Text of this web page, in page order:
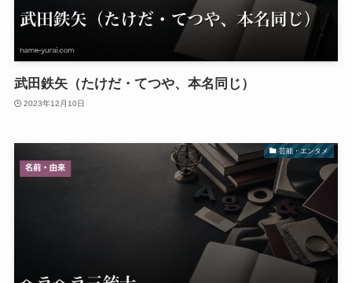
武田鉄矢（たけだ・てつや、本名同じ）
2023年12月10日
芸能・エンタメ